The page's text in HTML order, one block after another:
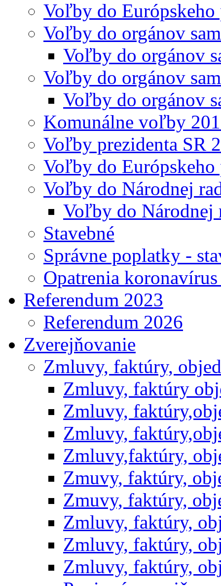
Voľby do Európskeho
Voľby do orgánov
Voľby do orgánov
Voľby do orgánov
Voľby do orgánov
Komunálne voľby
Voľby prezidenta SR
Voľby do Európskeho
Voľby do Národnej
Voľby do Národnej
Stavebné
Správne poplatky -
Opatrenia
Referendum 2023
Referendum 2026
Zverejňovanie
Zmluvy, faktúry,
Zmluvy, faktúry
Zmluvy,
Zmluvy,
Zmluvy,faktúry,
Zmuvy, faktúry,
Zmuvy, faktúry,
Zmluvy, faktúry,
Zmluvy, faktúry,
Zmluvy, faktúry,